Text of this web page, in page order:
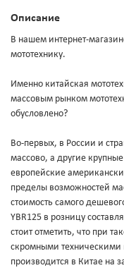
Описание
В нашем интернет-
мототехнику.
Именно китайская
массовым рынком
обусловлено?
Во-первых, в России и
массово, а другие
европейские
пределы возможностей
стоимость самого
YBR125 в розницу
стоит отметить, что при
скромными техническими
производится в Китае на